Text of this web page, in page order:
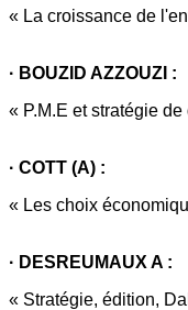
« La croissance de
· BOUZID AZZOUZI :
« P.M.E et stratégie
· COTT (A) :
« Les choix
· DESREUMAUX A :
« Stratégie, édition,